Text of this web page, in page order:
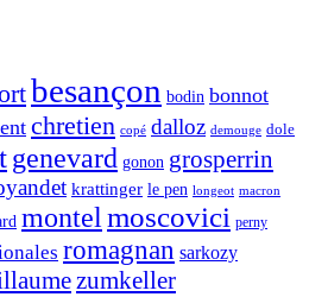
besançon bodin bonnot
chretien copé dalloz demouge dole
genevard gonon grosperrin
krattinger le pen longeot macron
montel moscovici perny
romagnan sarkozy
zumkeller